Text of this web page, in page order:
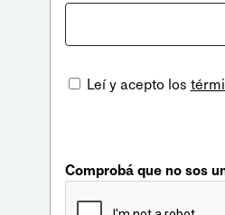
Leí y acepto los
Comprobá que no sos